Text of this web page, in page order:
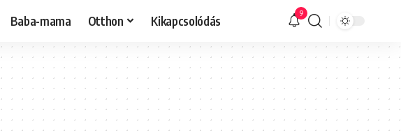
Baba-mama Otthon Kikapcsolódás 9